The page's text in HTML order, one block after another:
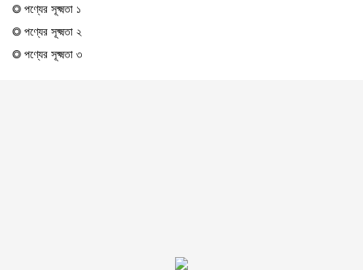
◎ পণ্যের সূক্ষ্মতা ১
◎ পণ্যের সূক্ষ্মতা ২
◎ পণ্যের সূক্ষ্মতা ৩